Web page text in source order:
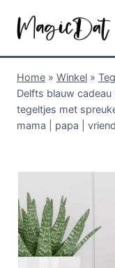
Home » Winkel »
Delfts blauw
tegeltjes met
mama | papa | vriend